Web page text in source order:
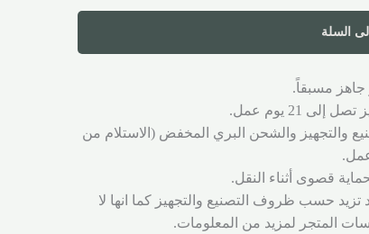
السلة
مسبقاً.
21 يوم عمل.
والتجهيز والشحن البري المخفض (الاستلام من
قصوى أثناء النقل.
تزيد حسب ظروف التصنيع والتجهيز كما انها لا
المتجر لمزيد من المعلومات.